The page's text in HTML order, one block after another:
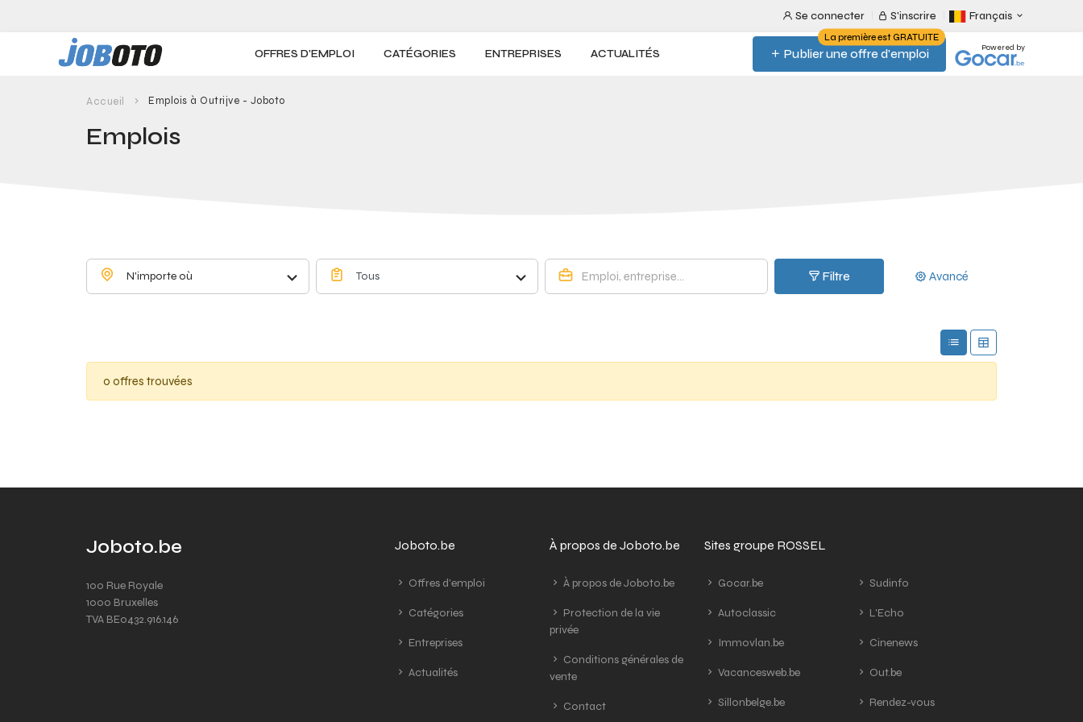
Se connecter S'inscrire Français
OFFRES D'EMPLOI CATÉGORIES ENTREPRISES ACTUALITÉS Publier une offre d'emploi
La première est GRATUITE
Powered by
Accueil Emplois à Outrijve - Joboto
Emplois
N'importe où Tous Filtre Avancé
0 offres trouvées
Joboto.be
100 Rue Royale
1000 Bruxelles
TVA BE0432.916.146
Joboto.be
Offres d'emploi
Catégories
Entreprises
Actualités
À propos de Joboto.be
À propos de Joboto.be
Protection de la vie
privée
Conditions générales de
vente
Contact
Sites groupe ROSSEL
Gocar.be
Autoclassic
Immovlan.be
Vacancesweb.be
Sillonbelge.be
Sudinfo
L'Echo
Cinenews
Out.be
Rendez-vous